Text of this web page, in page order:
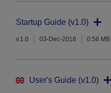
Startup Guide (v1.0)
v.1.0 03-Dec-2018 0.56 MB
User's Guide (v1.0)